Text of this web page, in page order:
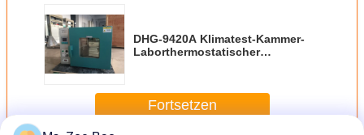
DHG-9420A Klimatest-Kammer-
Laborthermostatischer
Fortsetzen